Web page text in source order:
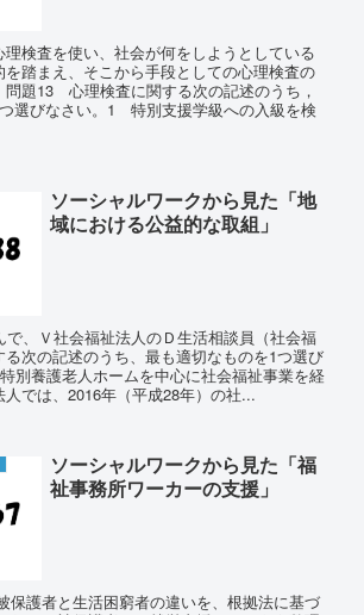
検査を使い、社会が何をしようとしている
踏まえ、そこから手段としての心理検査の
問題13 心理検査に関する次の記述のうち，
選びなさい。1 特別支援学級への入級を検
ソーシャルワークから見た「地
域における公益的な取組」
、Ｖ社会福祉法人のＤ生活相談員（社会福
次の記述のうち、最も適切なものを1つ選び
別養護老人ホームを中心に社会福祉事業を経
では、2016年（平成28年）の社...
ソーシャルワークから見た「福
祉事務所ワーカーの支援」
保護者と生活困窮者の違いを、根拠法に基づ